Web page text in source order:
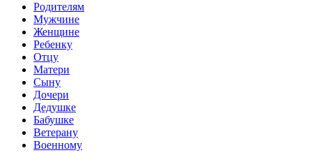
Родителям
Мужчине
Женщине
Ребенку
Отцу
Матери
Сыну
Дочери
Дедушке
Бабушке
Ветерану
Военному